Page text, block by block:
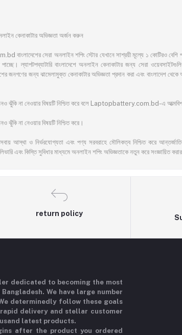
কেনাকাটার অভিজ্ঞতা অর্জন করুন
সেরা অনলাইন শপিং স্টোর যেখানে সাশ্রয়ী মূল্যে ১ কোটিরও বেশি পণ্য
ল্যাপটপব্যাটারি বাংলাদেশে অনলাইন কেনাকাটার জন্য সেরা
জনগণের জন্য ঝামেলামুক্ত কেনাকাটার অভিজ্ঞতা প্রদান করা এবং
ঝুঁকি না নেওয়ার বিষয়টি নিশ্চিত করে বলে Laptopbattery.com.bd-এ
না নেওয়ার বিষয়টি নিশ্চিত করে।
আস্থা ও নির্ভরযোগ্যতা এবং পণ্য সরবরাহে মৌলিকত্ব নিশ্চিত করে
এবং কিস্তি সুবিধার মাধ্যমে অনলাইন শপিং অভিজ্ঞতাকে নতুন করে সংজ্ঞায়িত
return policy
dedicated to becoming the most
We have large number
determinedly follow these goals
delivery and stellar customer
latest products.
after the product you ordered